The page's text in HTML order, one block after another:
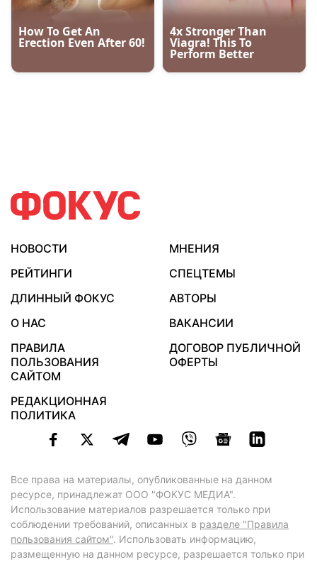
НОВОСТИ
МНЕНИЯ
РЕЙТИНГИ
СПЕЦТЕМЫ
ДЛИННЫЙ ФОКУС
АВТОРЫ
О НАС
ВАКАНСИИ
ПРАВИЛА
ПОЛЬЗОВАНИЯ
САЙТОМ
ДОГОВОР ПУБЛИЧНОЙ
ОФЕРТЫ
РЕДАКЦИОННАЯ
ПОЛИТИКА
Все права на материалы, опубликованные на данном
ресурсе, принадлежат ООО "ФОКУС МЕДИА".
Использование материалов разрешается только при
соблюдении требований, описанных в разделе "Правила
пользования сайтом". Использовать информацию,
размещенную на данном ресурсе, разрешается только при